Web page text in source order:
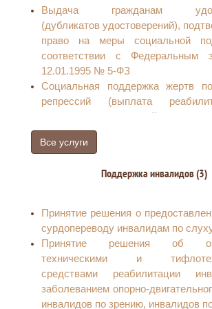
выплат на детей из многодетных
Комплексный запрос для
детей
Выдача удостоверения,
статус многодетной семьи в
Федерации
Выдача гражданам
(дубликатов удостоверений),
право на меры социальной
соответствии с Федеральным
12.01.1995 № 5-ФЗ
Социальная поддержка жертв
репрессий (выплата
гражданам денежной
установку телефона)
Выплата компенсации за проезд
обратно) один раз в год
железнодорожного сообщения, - 50
стоимости проезда водным,
междугородным автомобильным
реабилитированным гражданам
Снижение стоимости лекарств
врача на 50 процентов
Выплата компенсации за
Все услуги
Поддержка инвалидов (3)
Принятие решения о
сурдопереводу инвалидам по
Принятие решения об
техническими и
средствами реабилитации
заболеванием опорно-
инвалидов по зрению, инвалидов